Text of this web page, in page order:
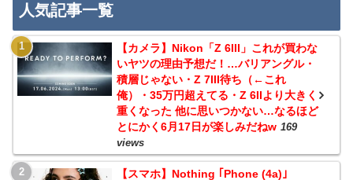
人気記事一覧
【カメラ】Nikon「Z 6III」これが買わな
いヤツの理由予想だ！…バリアングル・
積層じゃない・Z 7III待ち（←これ
俺）・35万円超えてる・Z 6IIより大きく
重くなった 他に思いつかない…なるほど
とにかく6月17日が楽しみだねw 169
views
【スマホ】Nothing ｢Phone (4a)｣